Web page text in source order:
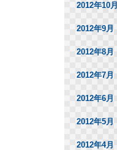
2012年10月
2012年9月
2012年8月
2012年7月
2012年6月
2012年5月
2012年4月